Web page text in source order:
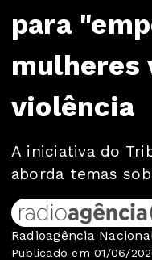
para
mulheres
violência
A iniciativa do
aborda temas
Radioagência
Publicado em 01/06/